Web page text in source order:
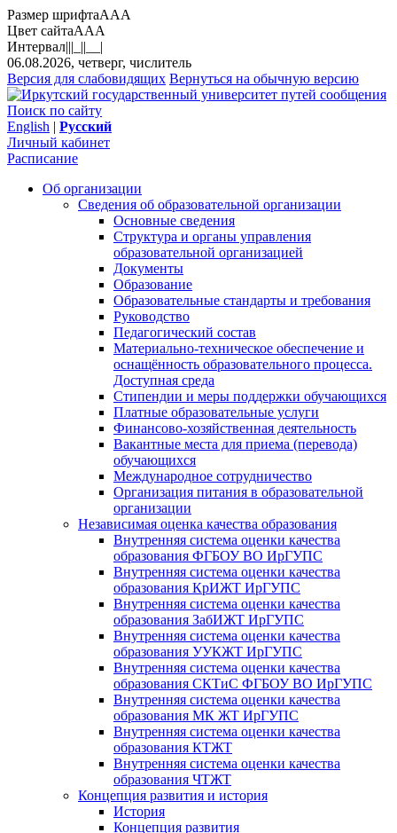
Размер шрифтаAAA
Цвет сайтаAAA
Интервал|||_||__|
06.08.2026, четверг, числитель
Версия для слабовидящих Вернуться на обычную версию
Поиск по сайту
English | Русский
Личный кабинет
Расписание
Об организации
Сведения об образовательной организации
Основные сведения
Структура и органы управления
образовательной организацией
Документы
Образование
Образовательные стандарты и требования
Руководство
Педагогический состав
Материально-техническое обеспечение и
оснащённость образовательного процесса.
Доступная среда
Стипендии и меры поддержки обучающихся
Платные образовательные услуги
Финансово-хозяйственная деятельность
Вакантные места для приема (перевода)
обучающихся
Международное сотрудничество
Организация питания в образовательной
организации
Независимая оценка качества образования
Внутренняя система оценки качества
образования ФГБОУ ВО ИрГУПС
Внутренняя система оценки качества
образования КрИЖТ ИрГУПС
Внутренняя система оценки качества
образования ЗабИЖТ ИрГУПС
Внутренняя система оценки качества
образования УУКЖТ ИрГУПС
Внутренняя система оценки качества
образования СКТиС ФГБОУ ВО ИрГУПС
Внутренняя система оценки качества
образования МК ЖТ ИрГУПС
Внутренняя система оценки качества
образования КТЖТ
Внутренняя система оценки качества
образования ЧТЖТ
Концепция развития и история
История
Концепция развития